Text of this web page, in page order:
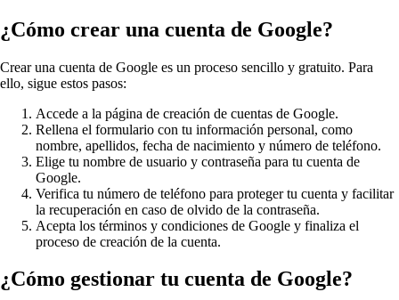
¿Cómo crear una cuenta de Google?
Crear una cuenta de Google es un proceso sencillo y gratuito. Para
ello, sigue estos pasos:
Accede a la página de creación de cuentas de Google.
Rellena el formulario con tu información personal, como
nombre, apellidos, fecha de nacimiento y número de teléfono.
Elige tu nombre de usuario y contraseña para tu cuenta de
Google.
Verifica tu número de teléfono para proteger tu cuenta y facilitar
la recuperación en caso de olvido de la contraseña.
Acepta los términos y condiciones de Google y finaliza el
proceso de creación de la cuenta.
¿Cómo gestionar tu cuenta de Google?